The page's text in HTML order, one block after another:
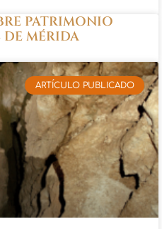
PATRIMONIO
MÉRIDA
ARTÍCULO PUBLICADO